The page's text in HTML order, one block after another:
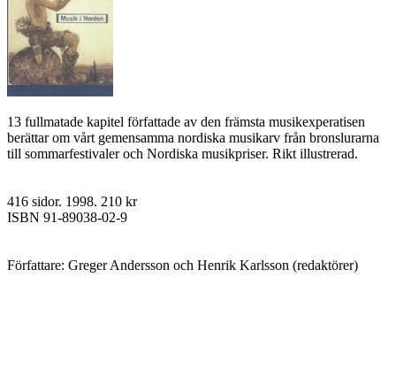
13 fullmatade kapitel författade av den främsta musikexperatisen
berättar om vårt gemensamma nordiska musikarv från bronslurarna
till sommarfestivaler och Nordiska musikpriser. Rikt illustrerad.
416 sidor. 1998. 210 kr
ISBN 91-89038-02-9
Författare: Greger Andersson och Henrik Karlsson (redaktörer)